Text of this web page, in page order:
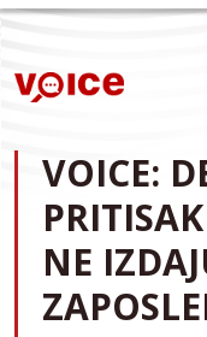
Skip to main content
VOICE:
NE